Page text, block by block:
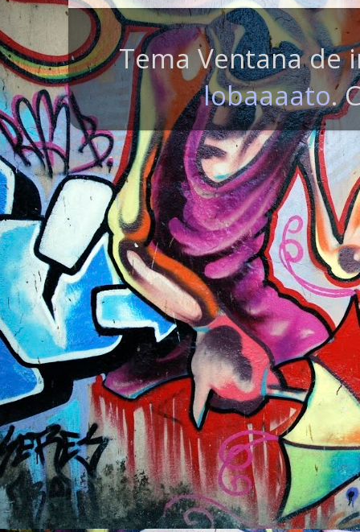
Tema Ventana de
lobaaaato.